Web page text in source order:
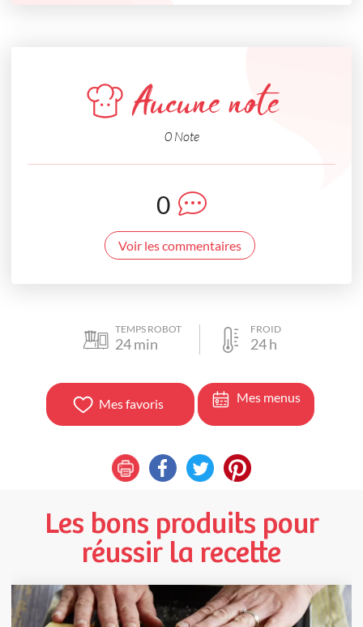
Aucune note
0 Note
0
Voir les commentaires
TEMPS ROBOT
24min
FROID
24h
Mes favoris Mes menus
Les bons produits pour
réussir la recette